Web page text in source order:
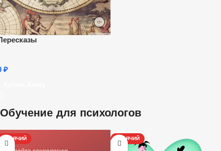
₽
Обучение для психологов
ГОРЯЧИЙ ГОРЯЧИЙ